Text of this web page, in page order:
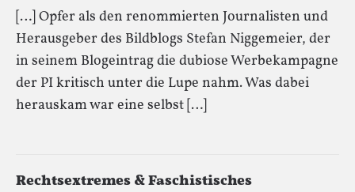
[…] Opfer als den renommierten Journalisten und
Herausgeber des Bildblogs Stefan Niggemeier, der
in seinem Blogeintrag die dubiose Werbekampagne
der PI kritisch unter die Lupe nahm. Was dabei
herauskam war eine selbst […]
Rechtsextremes & Faschistisches